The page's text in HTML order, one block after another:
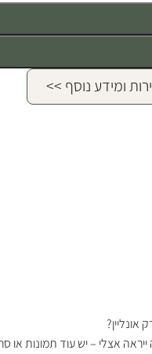
ומידע נוסף >>
אונליין?
אצלי – יש עוד תמונות או